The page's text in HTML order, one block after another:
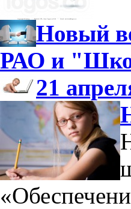
Новый
РАО и
21